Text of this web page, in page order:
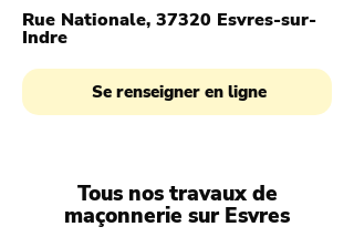
Rue Nationale, 37320 Esvres-sur-
Indre
Se renseigner en ligne
Tous nos travaux de
maçonnerie sur Esvres